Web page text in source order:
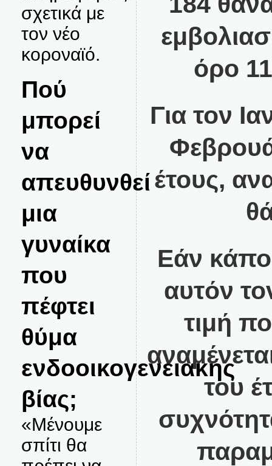
σχετικά με
τον νέο
κοροναϊό.
Πού
μπορεί
να
απευθυνθεί
μια
γυναίκα
που
πέφτει
θύμα
ενδοοικογενειακής
βίας;
«Μένουμε
σπίτι θα
όρο
Για τον
έτους,
Εάν
αυτόν
τιμή
του